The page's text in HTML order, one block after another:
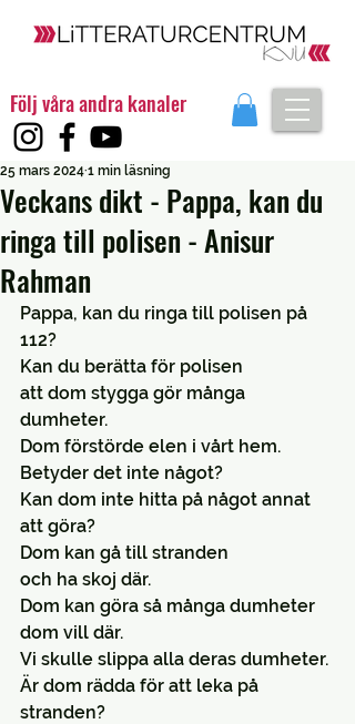
Följ våra andra kanaler
Veckans dikt - Pappa, kan du
ringa till polisen - Anisur
Rahman
25 mars 2024 1 min läsning
Pappa, kan du ringa till polisen på
112?
Kan du berätta för polisen
att dom stygga gör många
dumheter.
Dom förstörde elen i vårt hem.
Betyder det inte något?
Kan dom inte hitta på något annat
att göra?
Dom kan gå till stranden
och ha skoj där.
Dom kan göra så många dumheter
dom vill där.
Vi skulle slippa alla deras dumheter.
Är dom rädda för att leka på
stranden?